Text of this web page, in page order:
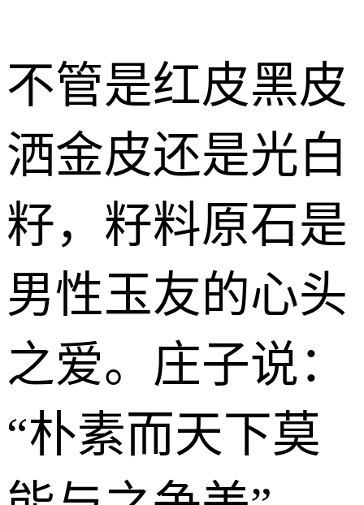
不管是红皮黑皮
洒金皮还是光白
籽，籽料原石是
男性玉友的心头
之爱。庄子说：
“朴素而天下莫